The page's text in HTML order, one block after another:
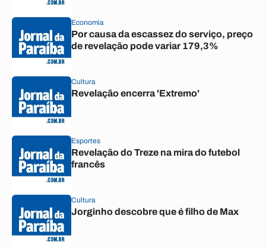
Economia
Por causa da escassez do serviço, preço
de revelação pode variar 179,3%
Cultura
Revelação encerra 'Extremo'
Esportes
Revelação do Treze na mira do futebol
francês
Cultura
Jorginho descobre que é filho de Max